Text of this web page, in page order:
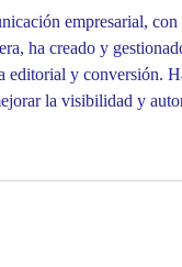
empresarial, con
ha creado y
editorial y conversión.
la visibilidad y